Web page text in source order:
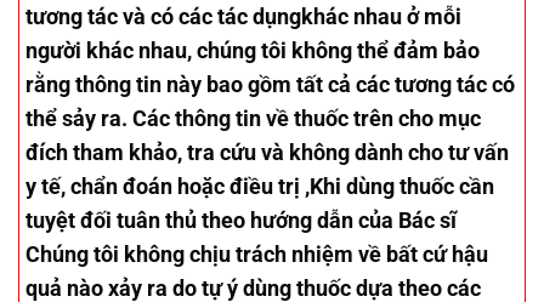
tương tác và có các tác dụngkhác nhau ở mỗi
người khác nhau, chúng tôi không thể đảm bảo
rằng thông tin này bao gồm tất cả các tương tác có
thể sảy ra. Các thông tin về thuốc trên cho mục
đích tham khảo, tra cứu và không dành cho tư vấn
y tế, chẩn đoán hoặc điều trị ,Khi dùng thuốc cần
tuyệt đối tuân thủ theo hướng dẫn của Bác sĩ
Chúng tôi không chịu trách nhiệm về bất cứ hậu
quả nào xảy ra do tự ý dùng thuốc dựa theo các